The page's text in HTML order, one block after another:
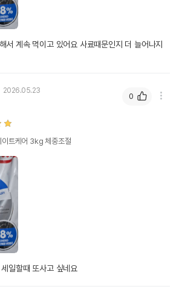
서 계속 먹이고 있어요 사료때문인지 더 늘어나지
2026.05.23
이트케어 3kg 체중조절
0